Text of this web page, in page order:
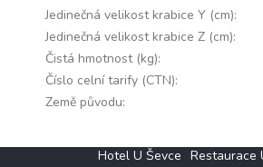
Jedinečná velikost krabice Y (cm):
Jedinečná velikost krabice Z (cm):
Čistá hmotnost (kg):
Číslo celní tarify (CTN):
Země původu:
Hotel U Ševce Restaurace